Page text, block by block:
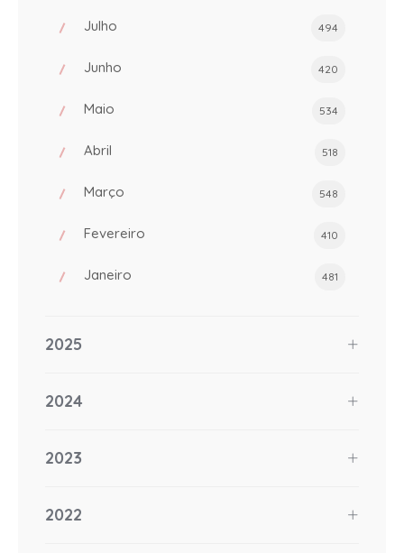
Julho 494
Junho 420
Maio 534
Abril 518
Março 548
Fevereiro 410
Janeiro 481
2025
2024
2023
2022